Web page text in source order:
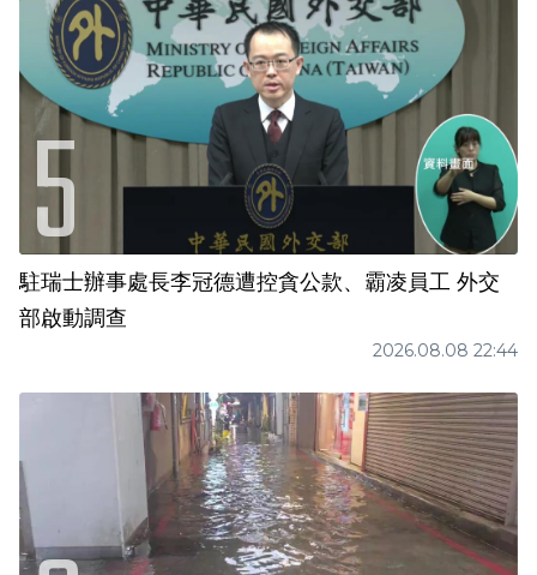
駐瑞士辦事處長李冠德遭控貪公款、霸凌員工 外交
部啟動調查
2026.08.08 22:44